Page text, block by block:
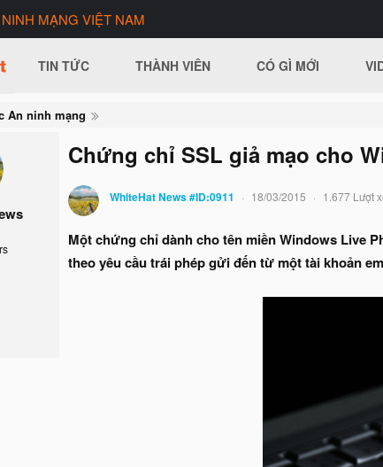
MẠNG VIỆT NAM
TIN TỨC THÀNH VIÊN CÓ GÌ MỚI
An ninh mạng
Chứng chỉ SSL giả mạo cho
WhiteHat News #ID:0911 18/03/2015 1.677 Lượt
Một chứng chỉ dành cho tên miền Windows Live
theo yêu cầu trái phép gửi đến từ một tài khoản